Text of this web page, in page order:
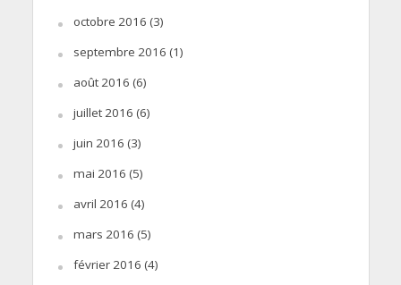
octobre 2016 (3)
septembre 2016 (1)
août 2016 (6)
juillet 2016 (6)
juin 2016 (3)
mai 2016 (5)
avril 2016 (4)
mars 2016 (5)
février 2016 (4)